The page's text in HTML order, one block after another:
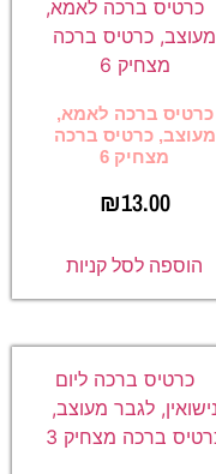
כרטיס ברכה לאמא,
מעוצב, כרטיס ברכה
מצחיק 6
₪13.00
הוספה לסל קניות